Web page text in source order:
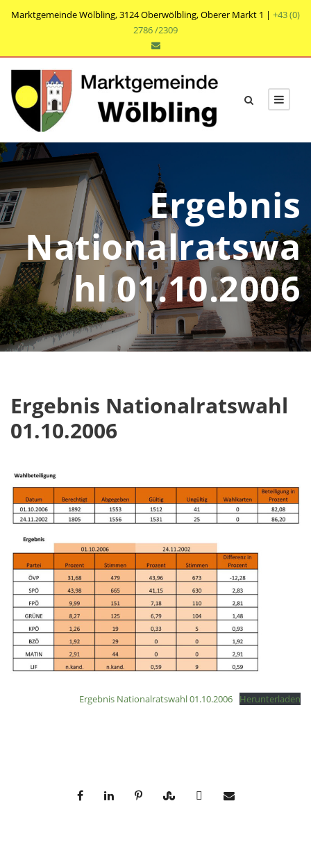
Marktgemeinde Wölbling, 3124 Oberwölbling, Oberer Markt 1 | +43 (0)
2786 /2309
Ergebnis
Nationalratswa
hl 01.10.2006
Ergebnis Nationalratswahl
01.10.2006
Ergebnis Nationalratswahl 01.10.2006 Herunterladen